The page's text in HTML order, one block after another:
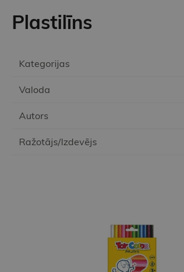
Kategorijas
Valoda
Autors
Ražotājs/Izdevējs
Plastilīns